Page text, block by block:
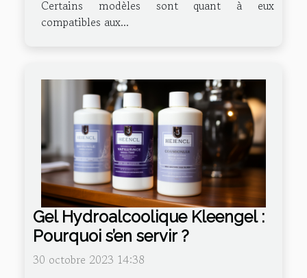
Certains modèles sont quant à eux
compatibles aux...
Gel Hydroalcoolique Kleengel :
Pourquoi s’en servir ?
30 octobre 2023 14:38